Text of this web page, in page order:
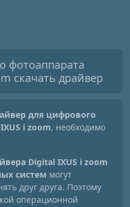
фотоаппарата
скачать драйвер
для цифрового
i zoom, необходимо
Digital IXUS i zoom
систем могут
друг друга. Поэтому
операционной